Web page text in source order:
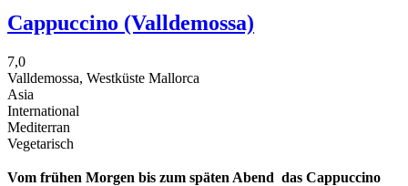
Cappuccino (Valldemossa)
7,0
Valldemossa, Westküste Mallorca
Asia
International
Mediterran
Vegetarisch
Vom frühen Morgen bis zum späten Abend  das Cappuccino